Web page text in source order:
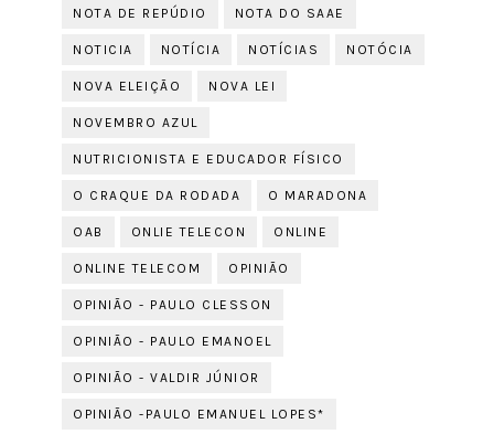
NOTA DE REPÚDIO NOTA DO SAAE
NOTICIA NOTÍCIA NOTÍCIAS NOTÓCIA
NOVA ELEIÇÃO NOVA LEI
NOVEMBRO AZUL
NUTRICIONISTA E EDUCADOR FÍSICO
O CRAQUE DA RODADA O MARADONA
OAB ONLIE TELECON ONLINE
ONLINE TELECOM OPINIÃO
OPINIÃO - PAULO CLESSON
OPINIÃO - PAULO EMANOEL
OPINIÃO - VALDIR JÚNIOR
OPINIÃO -PAULO EMANUEL LOPES*